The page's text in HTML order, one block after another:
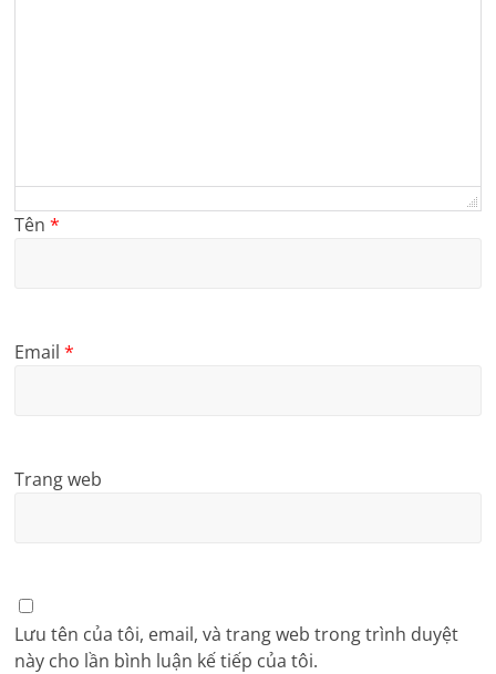
Tên*
Email*
Trang web
Lưu tên của tôi, email, và trang web trong trình duyệt
này cho lần bình luận kế tiếp của tôi.